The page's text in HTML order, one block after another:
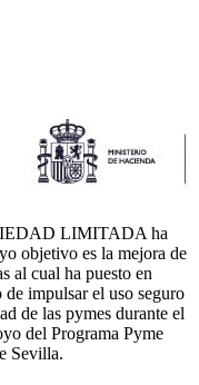
LIMITADA ha
objetivo es la mejora de
al cual ha puesto en
impulsar el uso seguro
de las pymes durante el
del Programa Pyme
Sevilla.